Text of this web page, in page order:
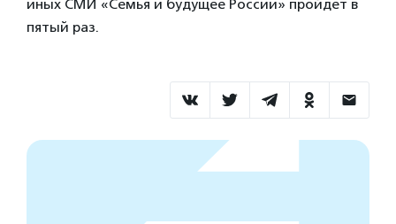
иных СМИ «Семья и будущее России» пройдет в
пятый раз.